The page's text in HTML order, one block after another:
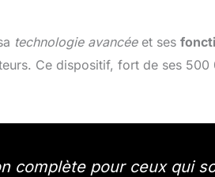
technologie avancéeet ses
Ce dispositif, fort de ses
complète pour ceux qui